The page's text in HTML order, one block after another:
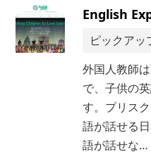
English
ピックアッ
外国人教師
で、子供の
す。プリス
語が話せる
語が話せな…